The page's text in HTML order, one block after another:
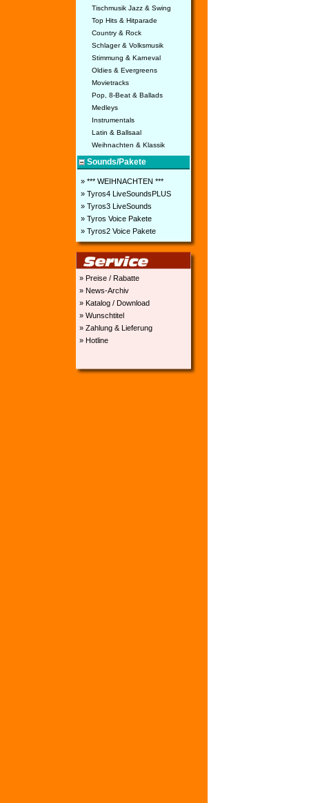
Tischmusik Jazz & Swing
Top Hits & Hitparade
Country & Rock
Schlager & Volksmusik
Stimmung & Karneval
Oldies & Evergreens
Movietracks
Pop, 8-Beat & Ballads
Medleys
Instrumentals
Latin & Ballsaal
Weihnachten & Klassik
Sounds/Pakete
» *** WEIHNACHTEN ***
» Tyros4 LiveSoundsPLUS
» Tyros3 LiveSounds
» Tyros Voice Pakete
» Tyros2 Voice Pakete
» Preise / Rabatte
» News-Archiv
» Katalog / Download
» Wunschtitel
» Zahlung & Lieferung
» Hotline